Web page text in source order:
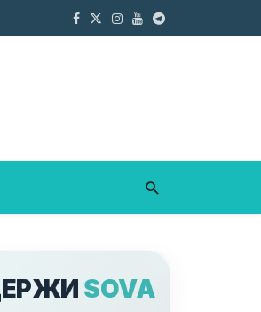
SOVA